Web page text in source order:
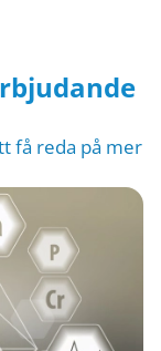
få reda på mer